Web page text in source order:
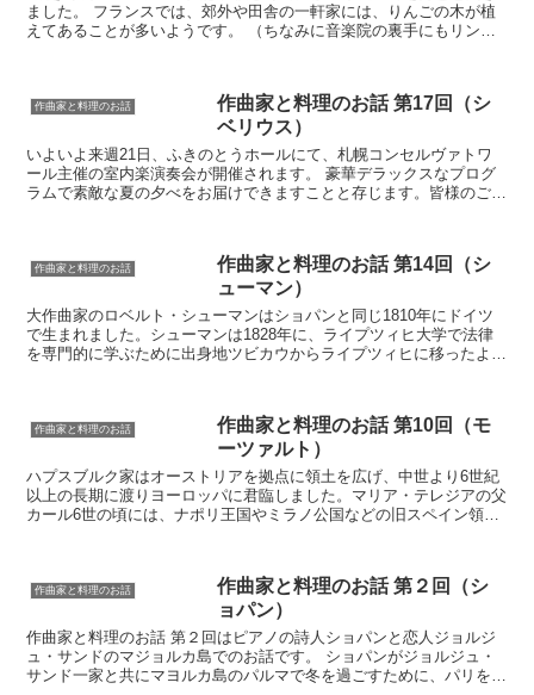
ました。 フランスでは、郊外や田舎の一軒家には、りんごの木が植
えてあることが多いようです。 （ちなみに音楽院の裏手にもリンゴ
作曲家と料理のお話
作曲家と料理のお話 第17回（シ
ベリウス）
いよいよ来週21日、ふきのとうホールにて、札幌コンセルヴァトワ
ール主催の室内楽演奏会が開催されます。 豪華デラックスなプログ
ラムで素敵な夏の夕べをお届けできますことと存じます。皆様のご来
作曲家と料理のお話
作曲家と料理のお話 第14回（シ
ューマン）
大作曲家のロベルト・シューマンはショパンと同じ1810年にドイツ
で生まれました。シューマンは1828年に、ライプツィヒ大学で法律
を専門的に学ぶために出身地ツビカウからライプツィヒに移ったよう
作曲家と料理のお話
作曲家と料理のお話 第10回（モ
ーツァルト）
ハプスブルク家はオーストリアを拠点に領土を広げ、中世より6世紀
以上の長期に渡りヨーロッパに君臨しました。マリア・テレジアの父
カール6世の頃には、ナポリ王国やミラノ公国などの旧スペイン領も
作曲家と料理のお話
作曲家と料理のお話 第２回（シ
ョパン）
作曲家と料理のお話 第２回はピアノの詩人ショパンと恋人ジョルジ
ュ・サンドのマジョルカ島でのお話です。 ショパンがジョルジュ・
サンド一家と共にマヨルカ島のパルマで冬を過ごすために、パリを発